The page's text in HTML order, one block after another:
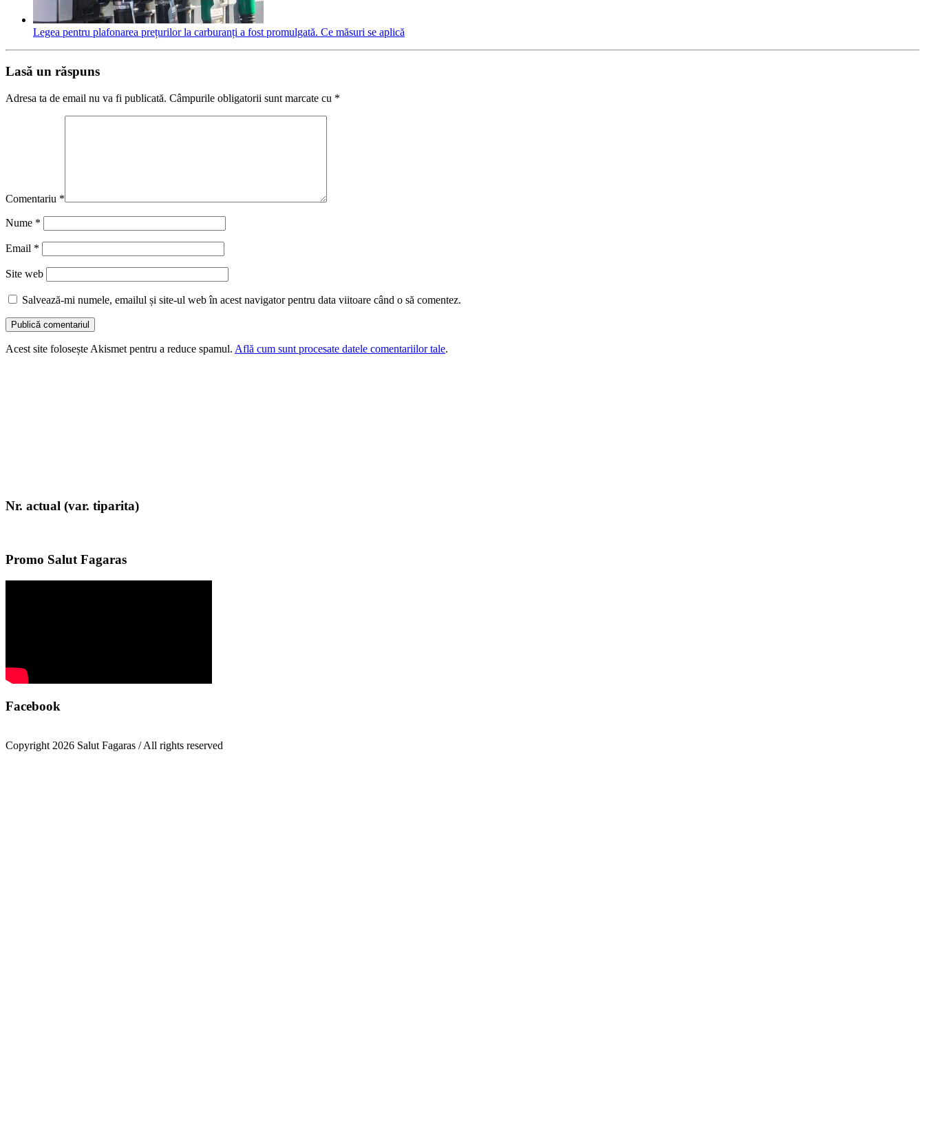
Legea pentru plafonarea prețurilor la carburanți a fost promulgată. Ce măsuri se aplică
Lasă un răspuns
Adresa ta de email nu va fi publicată. Câmpurile obligatorii sunt marcate cu *
Comentariu *
Nume *
Email *
Site web
Salvează-mi numele, emailul și site-ul web în acest navigator pentru data viitoare când o să comentez.
Acest site folosește Akismet pentru a reduce spamul. Află cum sunt procesate datele comentariilor tale.
Nr. actual (var. tiparita)
Promo Salut Fagaras
Facebook
Copyright 2026 Salut Fagaras / All rights reserved